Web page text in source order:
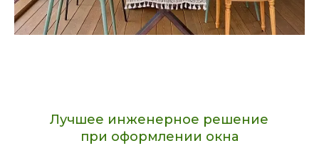
Лучшее инженерное решение
при оформлении окна